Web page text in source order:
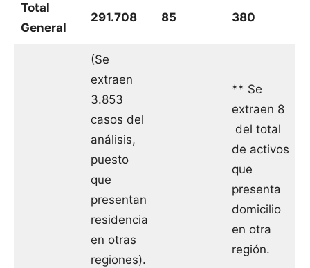
Total
General
291.708 85 380
(Se
extraen
3.853
casos del
análisis,
puesto
que
presentan
residencia
en otras
regiones).
** Se
extraen 8
del total
de activos
que
presenta
domicilio
en otra
región.